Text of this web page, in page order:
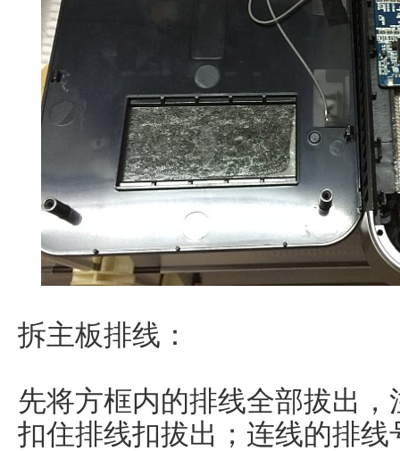
拆主板排线：
先将方框内的排线全部拔出
扣住排线扣拔出；连线的排